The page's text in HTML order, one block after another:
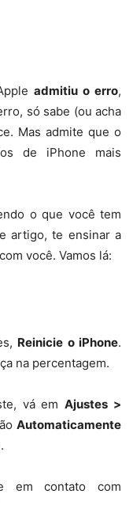
admitiu o erro,
só sabe (ou acha
Mas admite que o
de iPhone mais
o que você tem
artigo, te ensinar a
você. Vamos lá:
Reinicie o iPhone.
na percentagem.
vá emAjustes >
Automaticamente
em contato com